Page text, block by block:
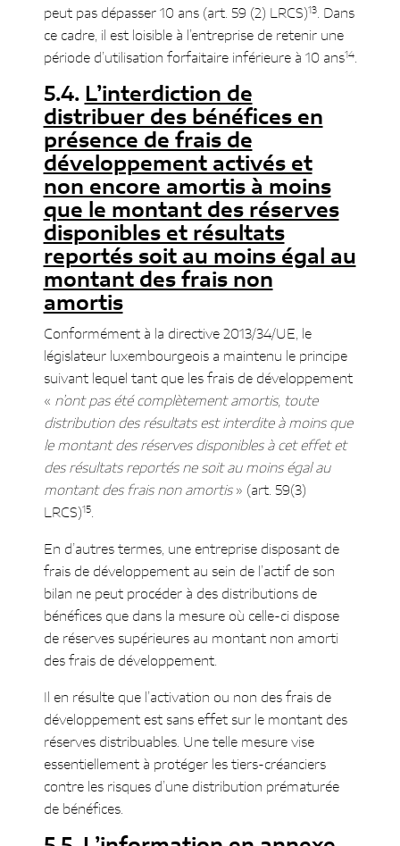
peut pas dépasser 10 ans (art. 59 (2) LRCS)13. Dans
ce cadre, il est loisible à l’entreprise de retenir une
période d’utilisation forfaitaire inférieure à 10 ans14.
L’interdiction de
distribuer des bénéfices en
présence de frais de
développement activés et
non encore amortis à moins
que le montant des réserves
disponibles et résultats
reportés soit au moins égal au
montant des frais non
amortis
Conformément à la directive 2013/34/UE, le
législateur luxembourgeois a maintenu le principe
suivant lequel tant que les frais de développement
« n’ont pas été complètement amortis, toute
distribution des résultats est interdite à moins que
le montant des réserves disponibles à cet effet et
des résultats reportés ne soit au moins égal au
montant des frais non amortis» (art. 59(3)
LRCS)15.
En d’autres termes, une entreprise disposant de
frais de développement au sein de l’actif de son
bilan ne peut procéder à des distributions de
bénéfices que dans la mesure où celle-ci dispose
de réserves supérieures au montant non amorti
des frais de développement.
Il en résulte que l’activation ou non des frais de
développement est sans effet sur le montant des
réserves distribuables. Une telle mesure vise
essentiellement à protéger les tiers-créanciers
contre les risques d’une distribution prématurée
de bénéfices.